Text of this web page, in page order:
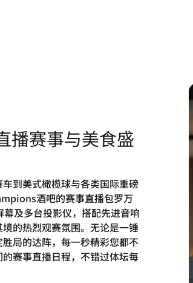
播赛事与美食盛
到美式橄榄球与各类国际重磅
酒吧的赛事直播包罗万
及多台投影仪，搭配先进音响
的热烈观赛氛围。无论是一锤
局的达阵，每一秒精彩您都不
赛事直播日程，不错过体坛每